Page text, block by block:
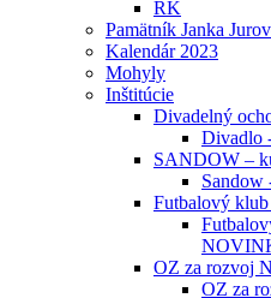
RK
Pamätník Janka
Kalendár 2023
Mohyly
Inštitúcie
Divadelný
Divadlo
SANDOW –
Futbalový
OZ za rozvoj
OZ za